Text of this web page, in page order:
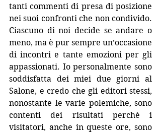
tanti commenti di presa di posizione
nei suoi confronti che non condivido.
Ciascuno di noi decide se andare o
meno, ma è pur sempre un’occasione
di incontri e tante emozioni per gli
appassionati. Io personalmente sono
soddisfatta dei miei due giorni al
Salone, e credo che gli editori stessi,
nonostante le varie polemiche, sono
contenti dei risultati perchè i
visitatori, anche in queste ore, sono